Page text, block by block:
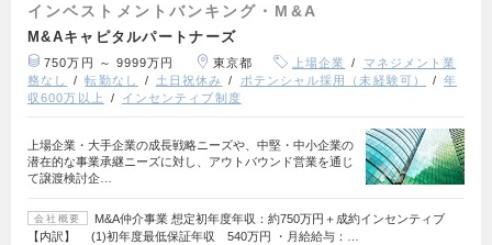
インベストメントバンキング・M&A
M&Aキャピタルパートナーズ
750万円 ～ 9999万円 東京都 上場企業
マネジメント業
務なし
転勤なし 土日祝休み ポテンシャル採用（未経験可）
年
収600万以上
インセンティブ制度
上場企業・大手企業の成長戦略ニーズや、中堅・中小企業の
潜在的な事業承継ニーズに対し、アウトバウンド営業を通じ
て譲渡検討企…
会社概要
M&A仲介事業 想定初年度年収：約750万円＋成約インセンティブ
【内訳】 (1)初年度最低保証年収 540万円 ・月給給与：…